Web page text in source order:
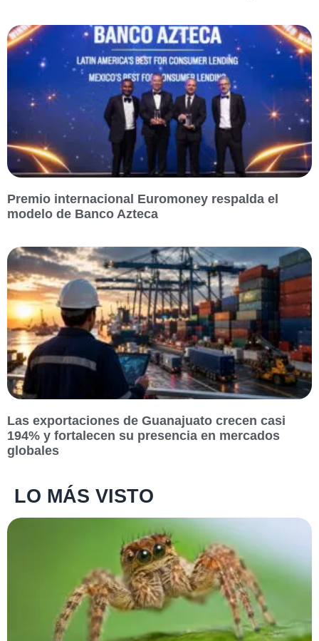
Premio internacional Euromoney respalda el
modelo de Banco Azteca
Las exportaciones de Guanajuato crecen casi
194% y fortalecen su presencia en mercados
globales
LO MÁS VISTO